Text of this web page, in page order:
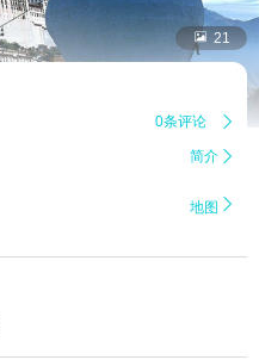
 21
0条评论 
简介 
地图 